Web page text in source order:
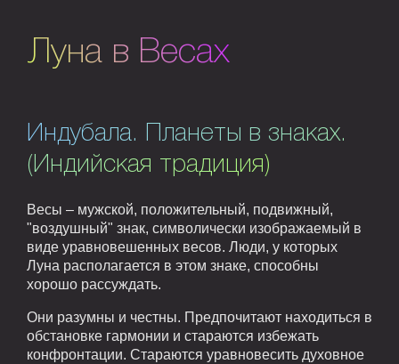
Луна в Весах
Индубала. Планеты в знаках.
(Индийская традиция)
Весы – мужской, положительный, подвижный,
"воздушный" знак, символически изображаемый в
виде уравновешенных весов. Люди, у которых
Луна располагается в этом знаке, способны
хорошо рассуждать.
Они разумны и честны. Предпочитают находиться в
обстановке гармонии и стараются избежать
конфронтации. Стараются уравновесить духовное